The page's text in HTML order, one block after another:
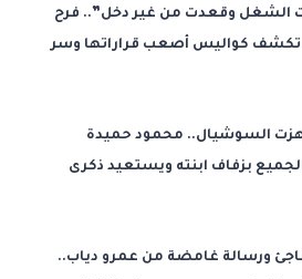
الشغل وقعدت من غير دخل”.. فرح
كواليس أصعب قراراتها وسر
السوشيال.. محمود حميدة
بزفاف ابنته ويستعيد ذكرى
ورسالة غامضة من عمرو دياب..